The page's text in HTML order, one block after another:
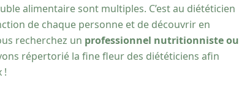
alimentaire sont multiples. C’est au diététicien
de chaque personne et de découvrir en
recherchez un professionnel nutritionniste ou
répertorié la fine fleur des diététiciens afin
!